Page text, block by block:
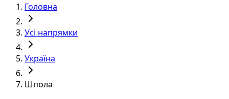
Головна
Усі напрямки
Україна
Шпола